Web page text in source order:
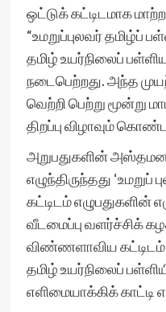
ஒட்டுக் கட்டிடமாக
“உமறுப்புலவர் தமிழ்ப்
தமிழ் உயர்நிலைப்
நடைபெற்றது. அந்த
வெற்றி பெற்று மூன்று
திறப்பு விழாவும்
அறுபதுகளின்
எழுந்திருந்தது
கட்டிடம் எழுபதுகளின்
வீடமைப்பு வளர்ச்சிக்
விண்ணளாவிய கட்டிடம்
தமிழ் உயர்நிலைப்
எளிமையாக்கிக் காட்டி